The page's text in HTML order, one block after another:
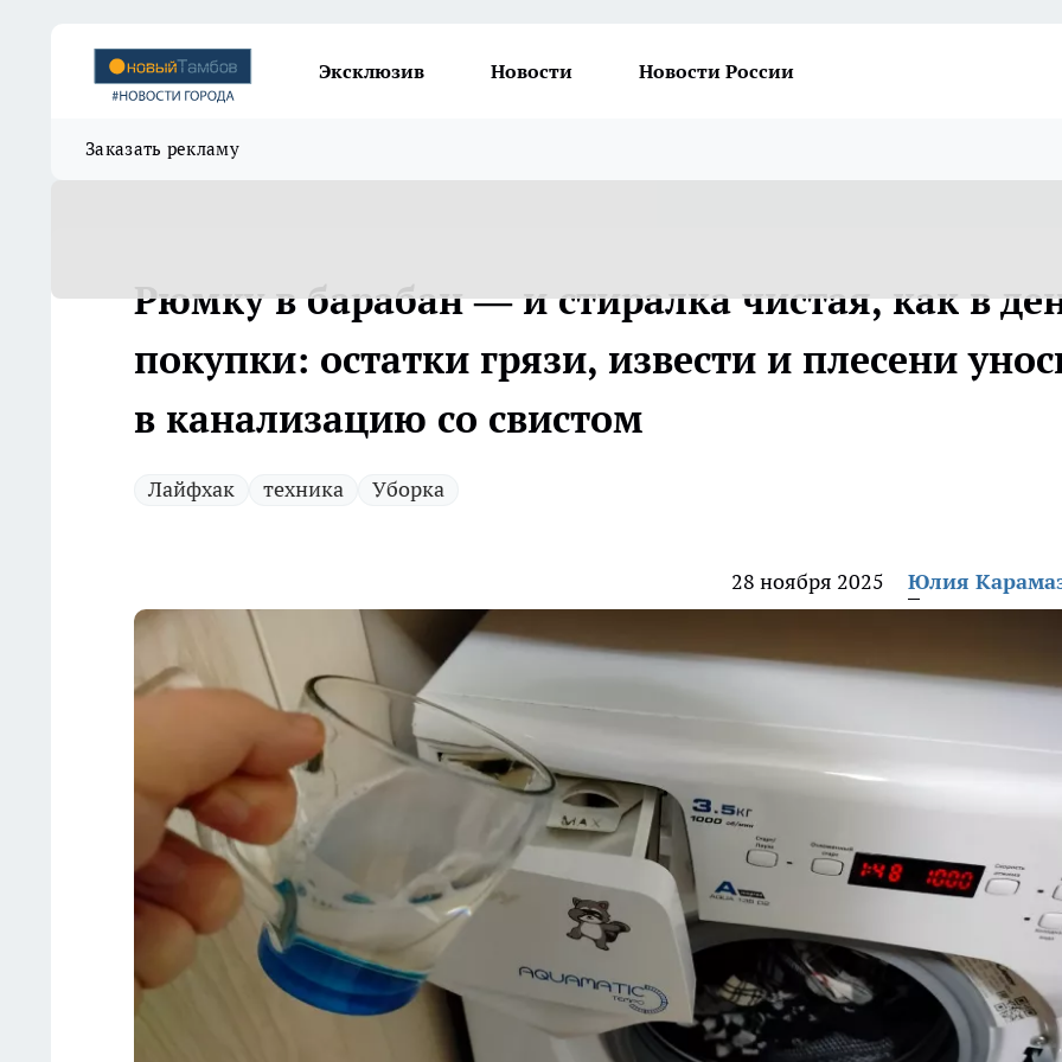
Эксклюзив Новости Новости России
Заказать рекламу
Рюмку в барабан — и стиралка чистая, как в
покупки: остатки грязи, извести и плесени
в канализацию со свистом
Лайфхак техника Уборка
28 ноября 2025 Юлия